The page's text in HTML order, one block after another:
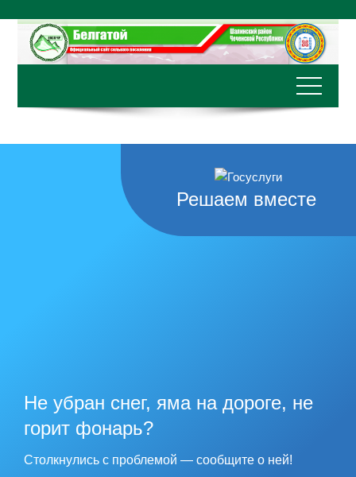
содержимому
Решаем вместе
Не убран снег, яма на дороге, не
горит фонарь?
Столкнулись с проблемой — сообщите о ней!